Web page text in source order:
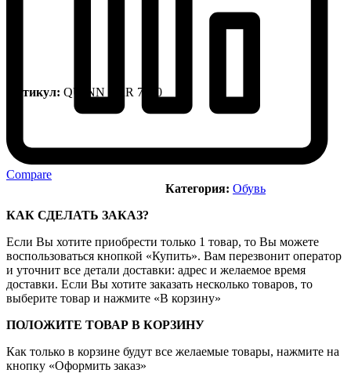
Compare
Артикул: QUINN VAR 7500
Категория: Обувь
КАК СДЕЛАТЬ ЗАКАЗ?
Если Вы хотите приобрести только 1 товар, то Вы можете
воспользоваться кнопкой «Купить». Вам перезвонит оператор
и уточнит все детали доставки: адрес и желаемое время
доставки. Если Вы хотите заказать несколько товаров, то
выберите товар и нажмите «В корзину»
ПОЛОЖИТЕ ТОВАР В КОРЗИНУ
Как только в корзине будут все желаемые товары, нажмите на
кнопку «Оформить заказ»